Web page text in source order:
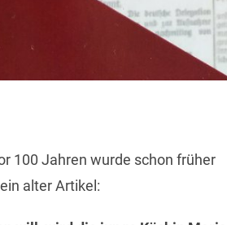
100 Jahren wurde schon früher
alter Artikel: